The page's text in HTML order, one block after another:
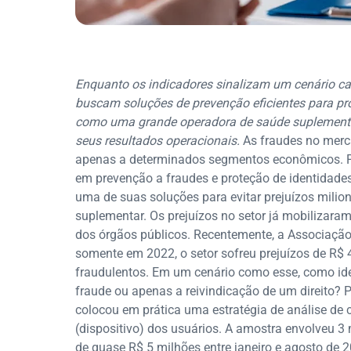
Enquanto os indicadores sinalizam um cenário
buscam soluções de prevenção eficientes para
como uma grande operadora de saúde
seus resultados operacionais. As fraudes no
apenas a determinados segmentos econômicos.
em prevenção a fraudes e proteção de
uma de suas soluções para evitar prejuízos
suplementar. Os prejuízos no setor já
dos órgãos públicos. Recentemente, a
somente em 2022, o setor sofreu prejuízos de
fraudulentos. Em um cenário como esse, como
fraude ou apenas a reivindicação de um direito?
colocou em prática uma estratégia de análise
(dispositivo) dos usuários. A amostra envolveu
de quase R$ 5 milhões entre janeiro e agosto